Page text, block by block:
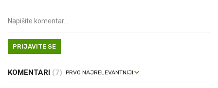
PRIJAVITE SE
KOMENTARI (7)